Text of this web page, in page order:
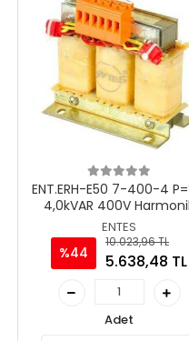
ENT.ERH-E50 7-400-4
4,0kVAR 400V
Filtre
ENTES
%44
10.023,96 TL
5.638,48 TL
Adet